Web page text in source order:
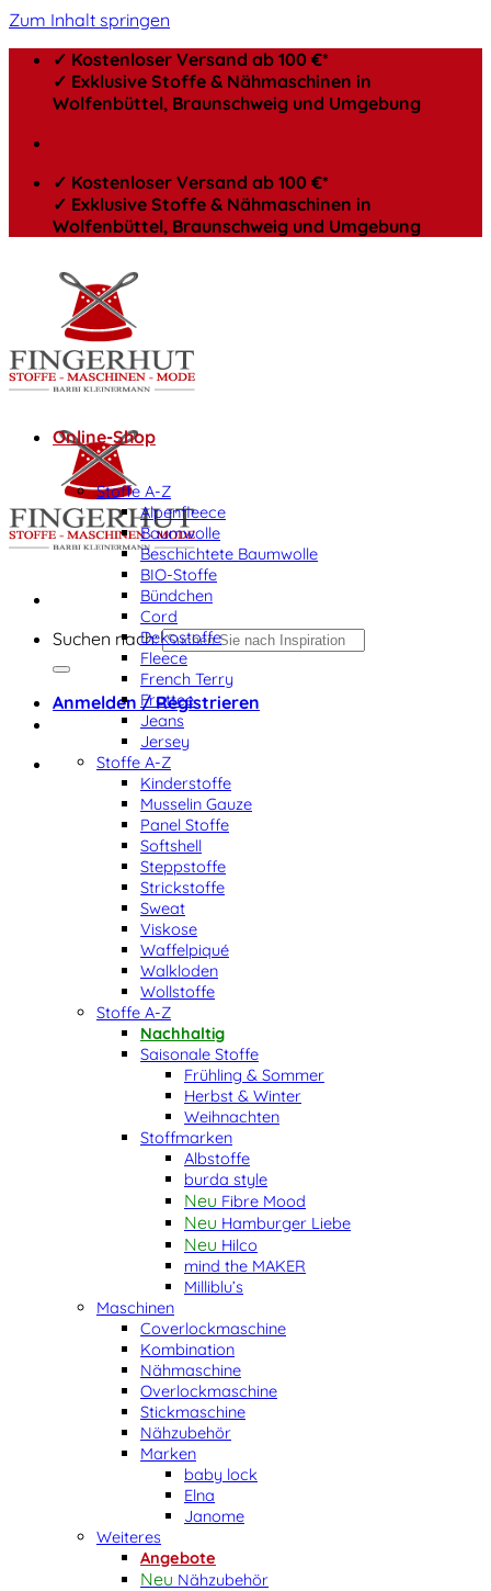
Zum Inhalt springen
✓ Kostenloser Versand ab 100 €*
✓ Exklusive Stoffe & Nähmaschinen in
Wolfenbüttel, Braunschweig und Umgebung
✓ Kostenloser Versand ab 100 €*
✓ Exklusive Stoffe & Nähmaschinen in
Wolfenbüttel, Braunschweig und Umgebung
Suchen nach:
Anmelden / Registrieren
Online-Shop
Stoffe A-Z
Alpenfleece
Baumwolle
Beschichtete Baumwolle
BIO-Stoffe
Bündchen
Cord
Dekostoffe
Fleece
French Terry
Frottee
Jeans
Jersey
Stoffe A-Z
Kinderstoffe
Musselin Gauze
Panel Stoffe
Softshell
Steppstoffe
Strickstoffe
Sweat
Viskose
Waffelpiqué
Walkloden
Wollstoffe
Stoffe A-Z
Nachhaltig
Saisonale Stoffe
Frühling & Sommer
Herbst & Winter
Weihnachten
Stoffmarken
Albstoffe
burda style
Fibre Mood
Hamburger Liebe
Hilco
mind the MAKER
Milliblu’s
Maschinen
Coverlockmaschine
Kombination
Nähmaschine
Overlockmaschine
Stickmaschine
Nähzubehör
Marken
baby lock
Elna
Janome
Weiteres
Angebote
Nähzubehör